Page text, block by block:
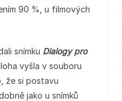
90 %, u filmových
snímku Dialogy pro
vyšla v souboru
že si postavu
jako u snímků